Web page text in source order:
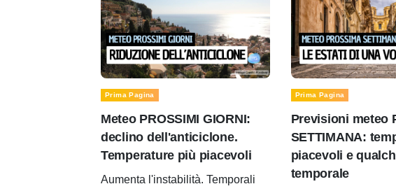
Prima Pagina
Meteo PROSSIMI GIORNI:
declino dell'anticiclone.
Temperature più piacevoli
Aumenta l'instabilità. Temporali
Prima Pagina
Previsioni meteo
SETTIMANA:
piacevoli e
temporale